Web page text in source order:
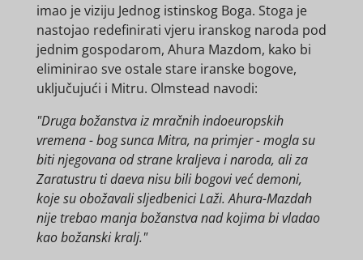
imao je viziju Jednog istinskog Boga. Stoga je
nastojao redefinirati vjeru iranskog naroda pod
jednim gospodarom, Ahura Mazdom, kako bi
eliminirao sve ostale stare iranske bogove,
uključujući i Mitru. Olmstead navodi:
"Druga božanstva iz mračnih indoeuropskih
vremena - bog sunca Mitra, na primjer - mogla su
biti njegovana od strane kraljeva i naroda, ali za
Zaratustru ti daeva nisu bili bogovi već demoni,
koje su obožavali sljedbenici Laži. Ahura-Mazdah
nije trebao manja božanstva nad kojima bi vladao
kao božanski kralj."